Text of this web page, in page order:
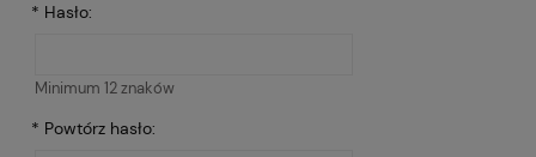
* Hasło:
Minimum 12 znaków
* Powtórz hasło: